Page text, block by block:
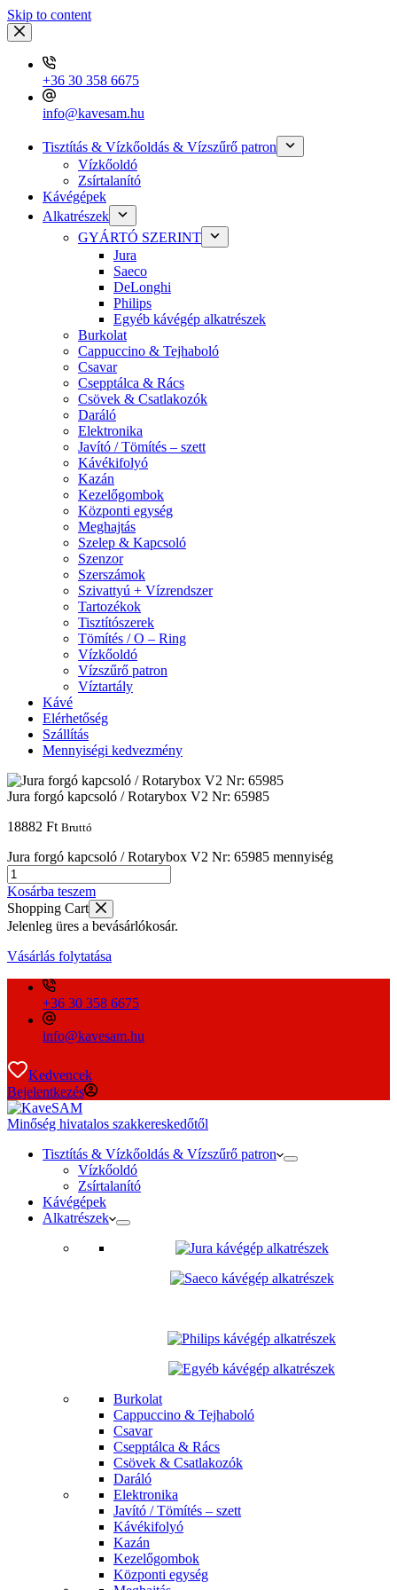
Skip to content
+36 30 358 6675
info@kavesam.hu
Tisztítás & Vízkőoldás & Vízszűrő patron
Vízkőoldó
Zsírtalanító
Kávégépek
Alkatrészek
GYÁRTÓ SZERINT
Jura
Saeco
DeLonghi
Philips
Egyéb kávégép alkatrészek
Burkolat
Cappuccino & Tejhaboló
Csavar
Csepptálca & Rács
Csövek & Csatlakozók
Daráló
Elektronika
Javító / Tömítés – szett
Kávékifolyó
Kazán
Kezelőgombok
Központi egység
Meghajtás
Szelep & Kapcsoló
Szenzor
Szerszámok
Szivattyú + Vízrendszer
Tartozékok
Tisztítószerek
Tömítés / O – Ring
Vízkőoldó
Vízszűrő patron
Víztartály
Kávé
Elérhetőség
Szállítás
Mennyiségi kedvezmény
Jura forgó kapcsoló / Rotarybox V2 Nr: 65985
18882 Ft Bruttó
Jura forgó kapcsoló / Rotarybox V2 Nr: 65985 mennyiség
Kosárba teszem
Shopping Cart
Jelenleg üres a bevásárlókosár.
Vásárlás folytatása
+36 30 358 6675
info@kavesam.hu
Kedvencek
Bejelentkezés
Minőség hivatalos szakkereskedőtől
Tisztítás & Vízkőoldás & Vízszűrő patron
Vízkőoldó
Zsírtalanító
Kávégépek
Alkatrészek
Burkolat
Cappuccino & Tejhaboló
Csavar
Csepptálca & Rács
Csövek & Csatlakozók
Daráló
Elektronika
Javító / Tömítés – szett
Kávékifolyó
Kazán
Kezelőgombok
Központi egység